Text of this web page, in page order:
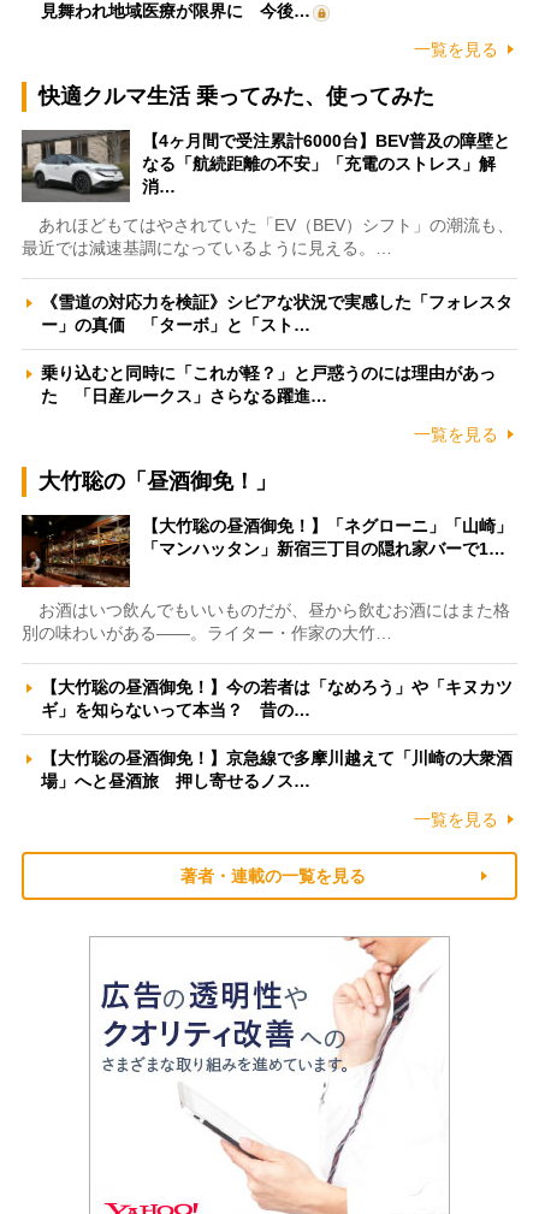
見舞われ地域医療が限界に 今後…
一覧を見る
快適クルマ生活 乗ってみた、使ってみた
【4ヶ月間で受注累計6000台】BEV普及の障壁と
なる「航続距離の不安」「充電のストレス」解
消…
あれほどもてはやされていた「EV（BEV）シフト」の潮流も、
最近では減速基調になっているように見える。…
《雪道の対応力を検証》シビアな状況で実感した「フォレスタ
ー」の真価 「ターボ」と「スト…
乗り込むと同時に「これが軽？」と戸惑うのには理由があっ
た 「日産ルークス」さらなる躍進…
一覧を見る
大竹聡の「昼酒御免！」
【大竹聡の昼酒御免！】「ネグローニ」「山崎」
「マンハッタン」新宿三丁目の隠れ家バーで1…
お酒はいつ飲んでもいいものだが、昼から飲むお酒にはまた格
別の味わいがある――。ライター・作家の大竹…
【大竹聡の昼酒御免！】今の若者は「なめろう」や「キヌカツ
ギ」を知らないって本当？ 昔の…
【大竹聡の昼酒御免！】京急線で多摩川越えて「川崎の大衆酒
場」へと昼酒旅 押し寄せるノス…
一覧を見る
著者・連載の一覧を見る